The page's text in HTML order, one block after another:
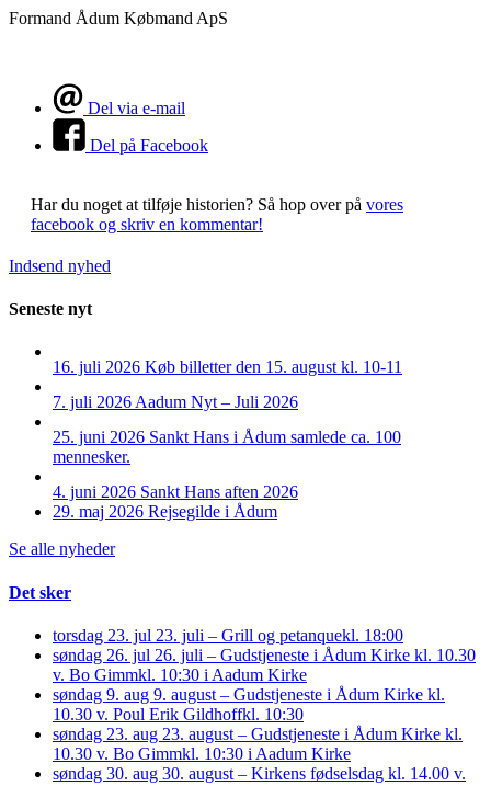
Formand Ådum Købmand ApS
Del via e-mail
Del på Facebook
Har du noget at tilføje historien? Så hop over på vores
facebook og skriv en kommentar!
Indsend nyhed
Seneste nyt
16. juli 2026 Køb billetter den 15. august kl. 10-11
7. juli 2026 Aadum Nyt – Juli 2026
25. juni 2026 Sankt Hans i Ådum samlede ca. 100
mennesker.
4. juni 2026 Sankt Hans aften 2026
29. maj 2026 Rejsegilde i Ådum
Se alle nyheder
Det sker
torsdag 23. jul 23. juli – Grill og petanquekl. 18:00
søndag 26. jul 26. juli – Gudstjeneste i Ådum Kirke kl. 10.30
v. Bo Gimmkl. 10:30 i Aadum Kirke
søndag 9. aug 9. august – Gudstjeneste i Ådum Kirke kl.
10.30 v. Poul Erik Gildhoffkl. 10:30
søndag 23. aug 23. august – Gudstjeneste i Ådum Kirke kl.
10.30 v. Bo Gimmkl. 10:30 i Aadum Kirke
søndag 30. aug 30. august – Kirkens fødselsdag kl. 14.00 v.